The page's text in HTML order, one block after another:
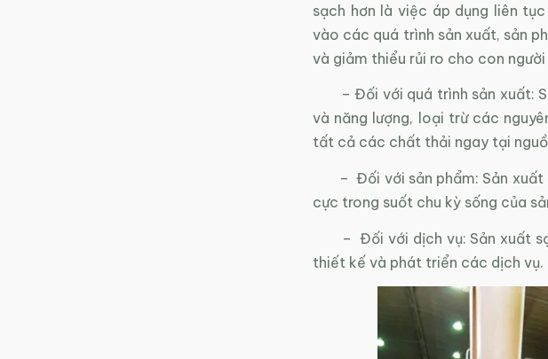
sạch hơn là việc áp dụng liên
vào các quá trình sản xuất, sản
và giảm thiểu rủi ro cho con
– Đối với quá trình sản xuất:
và năng lượng, loại trừ các
tất cả các chất thải ngay tại
– Đối với sản phẩm: Sản xuất
cực trong suốt chu kỳ sống của
– Đối với dịch vụ: Sản xuất
thiết kế và phát triển các dịch vụ.